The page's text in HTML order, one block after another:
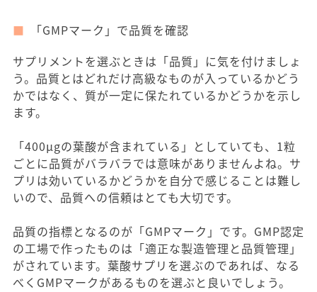
「GMPマーク」で品質を確認
サプリメントを選ぶときは「品質」に気を付けましょ
う。品質とはどれだけ高級なものが入っているかどう
かではなく、質が一定に保たれているかどうかを示し
ます。
「400μgの葉酸が含まれている」としていても、1粒
ごとに品質がバラバラでは意味がありませんよね。サ
プリは効いているかどうかを自分で感じることは難し
いので、品質への信頼はとても大切です。
品質の指標となるのが「GMPマーク」です。GMP認定
の工場で作ったものは「適正な製造管理と品質管理」
がされています。葉酸サプリを選ぶのであれば、なる
べくGMPマークがあるものを選ぶと良いでしょう。